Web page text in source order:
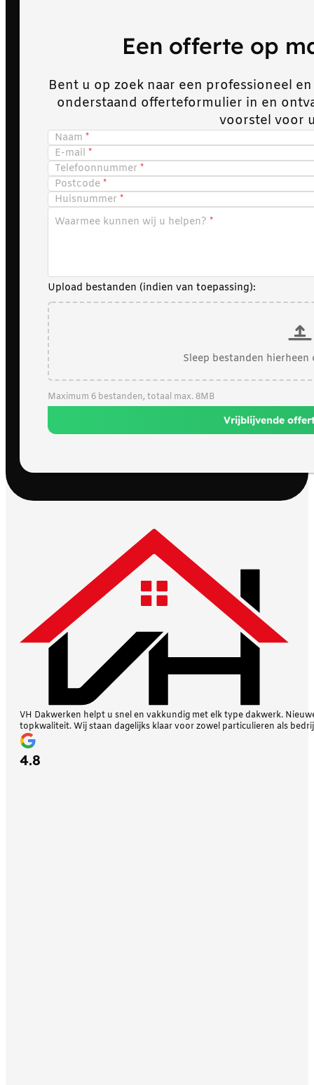
Een offerte op
Bent u op zoek naar een professioneel
onderstaand offerteformulier in en
voorstel voor
Naam
E-mail
Telefoonnummer
Postcode
Huisnummer
Waarmee kunnen wij u helpen?
Upload bestanden (indien van toepassing):
Sleep bestanden
Maximum 6 bestanden, totaal max. 8MB
Vrijblijvende
VH Dakwerken helpt u snel en vakkundig met elk type dakwerk.
topkwaliteit. Wij staan dagelijks klaar voor zowel particulieren als
4.8